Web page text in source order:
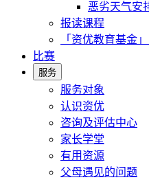
恶劣天气安
报读课程
「资优教育基金
比赛
服务
服务对象
认识资优
咨询及评估中心
家长学堂
有用资源
父母遇见的问题